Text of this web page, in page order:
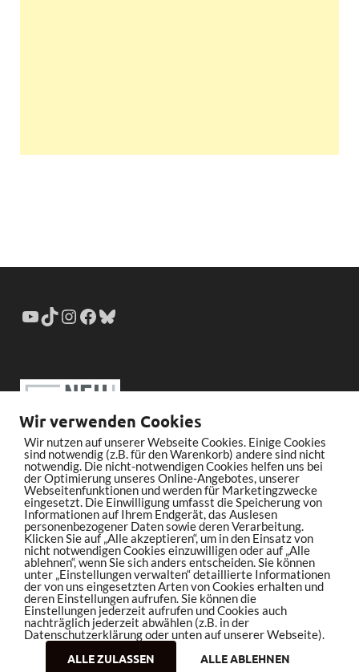
Wir verwenden Cookies
Wir nutzen auf unserer Webseite Cookies. Einige Cookies
sind notwendig (z.B. für den Warenkorb) andere sind nicht
notwendig. Die nicht-notwendigen Cookies helfen uns bei
der Optimierung unseres Online-Angebotes, unserer
Webseitenfunktionen und werden für Marketingzwecke
eingesetzt. Die Einwilligung umfasst die Speicherung von
Informationen auf Ihrem Endgerät, das Auslesen
personenbezogener Daten sowie deren Verarbeitung.
Klicken Sie auf „Alle akzeptieren“, um in den Einsatz von
nicht notwendigen Cookies einzuwilligen oder auf „Alle
ablehnen“, wenn Sie sich anders entscheiden. Sie können
unter „Einstellungen verwalten“ detaillierte Informationen
der von uns eingesetzten Arten von Cookies erhalten und
deren Einstellungen aufrufen. Sie können die
Einstellungen jederzeit aufrufen und Cookies auch
nachträglich jederzeit abwählen (z.B. in der
Datenschutzerklärung oder unten auf unserer Webseite).
ALLE ZULASSEN
ALLE ABLEHNEN